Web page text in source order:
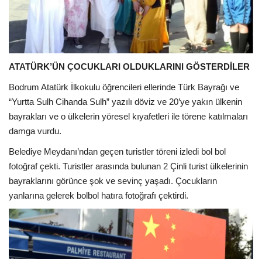
ATATÜRK’ÜN ÇOCUKLARI OLDUKLARINI GÖSTERDİLER
Bodrum Atatürk İlkokulu öğrencileri ellerinde Türk Bayrağı ve
“Yurtta Sulh Cihanda Sulh” yazılı döviz ve 20’ye yakın ülkenin
bayrakları ve o ülkelerin yöresel kıyafetleri ile törene katılmaları
damga vurdu.
Belediye Meydanı’ndan geçen turistler töreni izledi bol bol
fotoğraf çekti. Turistler arasında bulunan 2 Çinli turist ülkelerinin
bayraklarını görünce şok ve sevinç yaşadı. Çocukların
yanlarına gelerek bolbol hatıra fotoğrafı çektirdi.